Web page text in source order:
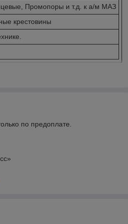
Промопоры и т.д. к а/м МАЗ
крестовины
по предоплате.